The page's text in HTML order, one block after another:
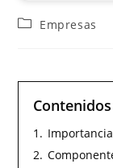
Empresas
Contenidos
1.
2.